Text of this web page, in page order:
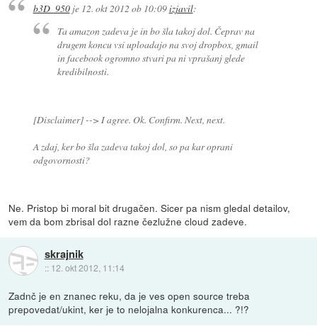
b3D_950je 12. okt 2012 ob 10:09izjavil:
Ta amazon zadeva je in bo šla takoj dol. Čeprav na
drugem koncu vsi uploadajo na svoj dropbox, gmail
in facebook ogromno stvari pa ni vprašanj glede
kredibilnosti.
[Disclaimer] --> I agree. Ok. Confirm. Next, next.
A zdaj, ker bo šla zadeva takoj dol, so pa kar oprani
odgovornosti?
Ne. Pristop bi moral bit drugačen. Sicer pa nism gledal detailov,
vem da bom zbrisal dol razne čezlužne cloud zadeve.
skrajnik
:: 12. okt 2012, 11:14
Zadnč je en znanec reku, da je ves open source treba
prepovedat/ukint, ker je to nelojalna konkurenca... ?!?